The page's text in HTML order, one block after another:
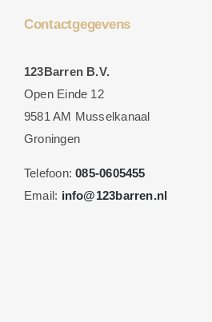
Contactgegevens
123Barren B.V.
Open Einde 12
9581 AM Musselkanaal
Groningen
Telefoon:085-0605455
Email: info@123barren.nl